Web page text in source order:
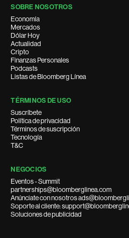
SOBRE NOSOTROS
Economía
Mercados
Dólar Hoy
Actualidad
Cripto
Finanzas Personales
Podcasts
Listas de Bloomberg Línea
TÉRMINOS DE USO
Suscríbete
Política de privacidad
Términos de suscripción
Tecnología
T&C
NEGOCIOS
Eventos - Summit
partnerships@bloomberglinea.com
Anúnciate con nosotros
Soporte al cliente:
Soluciones de publicidad